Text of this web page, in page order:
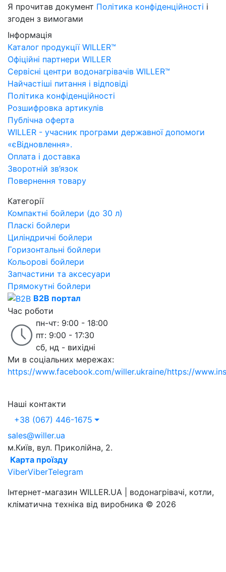
Я прочитав документ Політика конфіденційності і
згоден з вимогами
Інформація
Каталог продукції WILLER™
Офіційні партнери WILLER
Сервісні центри водонагрівачів WILLER™
Найчастіші питання і відповіді
Політика конфіденційності
Розшифровка артикулів
Публічна оферта
WILLER - учасник програми державної допомоги
«єВідновлення».
Оплата і доставка
Зворотній зв’язок
Повернення товару
Категорії
Компактні бойлери (до 30 л)
Пласкі бойлери
Циліндричні бойлери
Горизонтальні бойлери
Кольорові бойлери
Запчастини та аксесуари
Прямокутні бойлери
B2B портал
Час роботи
пн-чт: 9:00 - 18:00
пт: 9:00 - 17:30
сб, нд - вихідні
Ми в соціальних мережах:
https://www.facebook.com/willer.ukraine/https://
Наші контакти
+38 (067) 446-1675
sales@willer.ua
м.Київ, вул. Приколійна, 2.
Карта проїзду
ViberViberTelegram
Інтернет-магазин WILLER.UA | водонагрівачі, котли,
кліматична техніка від виробника © 2026